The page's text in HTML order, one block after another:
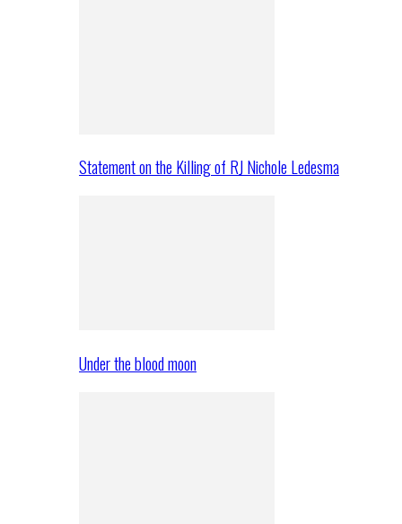
Statement on the Killing of RJ Nichole Ledesma
Under the blood moon